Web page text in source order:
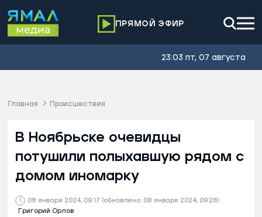
ПРЯМОЙ ЭФИР
23:03 пт, 07 августа
Главная Происшествия
08 января 2024, 09:17 (обновлено: 08 января 2024, 09:28)
Григорий Орлов
В Ноябрьске очевидцы
потушили полыхавшую рядом с
домом иномарку